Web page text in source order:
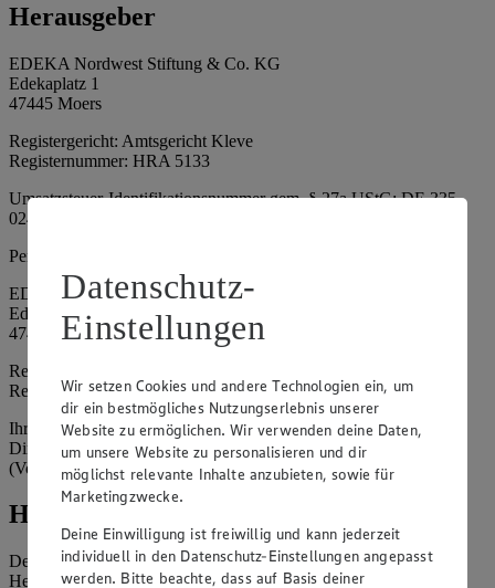
Herausgeber
EDEKA Nordwest Stiftung & Co. KG
Edekaplatz 1
47445 Moers
Registergericht: Amtsgericht Kleve
Registernummer: HRA 5133
Umsatzsteuer-Identifikationsnummer gem. § 27a UStG: DE 335
024 695
Persönlich haftende Gesellschafterin:
EDEKA Nordwest Handelsstiftung e. K.
Edekaplatz 1
47445 Moers
Registergericht: Amtsgericht Kleve
Registernummer: HRA 5132
Ihrerseits vertreten durch: Frank Breuer (Vorstandsvorsitzender),
Dirk Neuhaus (Vorstandsvorsitzender), Peter Wagener
(Vorstandsvorsitzender)
Hinweise
Der Inhalt dieser Website ist urheberrechtlich geschützt. Der
Herausgeber gewährt Ihnen jedoch das Recht, den auf dieser
Datenschutz-
Einstellungen
Wir setzen Cookies und andere Technologien ein, um
dir ein bestmögliches Nutzungserlebnis unserer
Website zu ermöglichen. Wir verwenden deine Daten,
um unsere Website zu personalisieren und dir
möglichst relevante Inhalte anzubieten, sowie für
Marketingzwecke.
Deine Einwilligung ist freiwillig und kann jederzeit
individuell in den Datenschutz-Einstellungen angepasst
werden. Bitte beachte, dass auf Basis deiner